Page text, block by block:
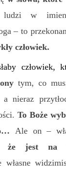
ludzi w
– to
człowiek.
człowiek,
tym, co
nieraz
To Boże
Ale on –
że jest na